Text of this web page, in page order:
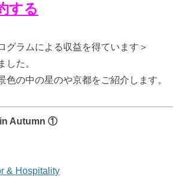
する
グラムによる収益を得ています＞
した。
の中の星のや京都をご紹介します。
Autumn ①
& Hospitality